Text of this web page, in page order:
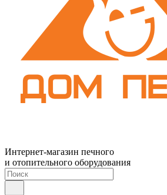
Интернет-магазин печного
и отопительного оборудования